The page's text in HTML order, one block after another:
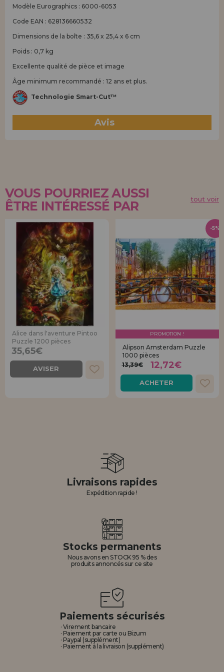
Modèle Eurographics : 6000-6053
Code EAN : 628136660532
Dimensions de la boîte : 35,6 x 25,4 x 6 cm
Poids : 0,7 kg
Excellente qualité de pièce et image
Âge minimum recommandé : 12 ans et plus.
Technologie Smart-Cut™
Avis
VOUS POURRIEZ AUSSI
ÊTRE INTÉRESSÉ PAR
tout voir
Alice dans l'aventure Pintoo
Puzzle 1200 pièces
35,65€
AVISER
PROMOTION !
Alipson Amsterdam Puzzle
1000 pièces
13,39€
12,72€
ACHETER
-5%
Livraisons rapides
Expédition rapide !
Stocks permanents
Nous avons en STOCK 95 % des
produits annoncés sur ce site
Paiements sécurisés
· Virement bancaire
· Paiement par carte ou Bizum
· Paypal (supplément)
· Paiement à la livraison (supplément)